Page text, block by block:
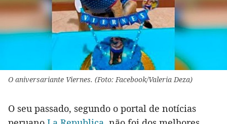
O aniversariante Viernes. (Foto: Facebook/Valeria Deza)
O seu passado, segundo o portal de notícias